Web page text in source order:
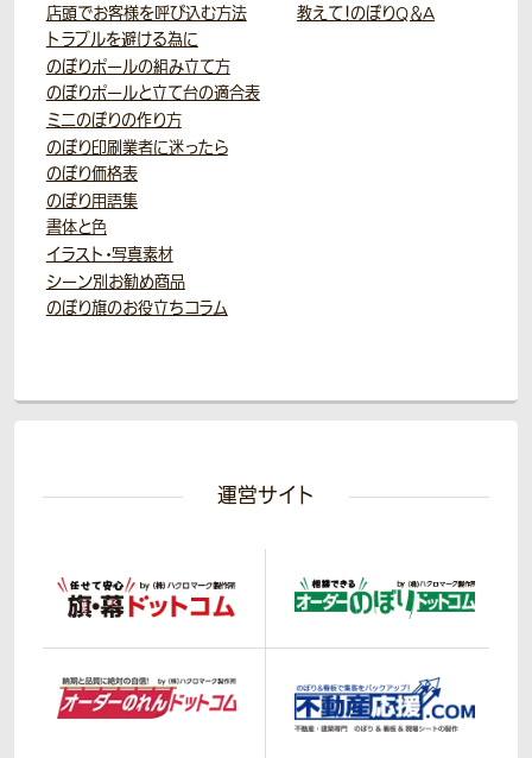
店頭でお客様を呼び込む方法
トラブルを避ける為に
のぼりポールの組み立て方
のぼりポールと立て台の適合表
ミニのぼりの作り方
のぼり印刷業者に迷ったら
のぼり価格表
のぼり用語集
書体と色
イラスト・写真素材
シーン別お勧め商品
のぼり旗のお役立ちコラム
教えて！のぼりQ＆A
運営サイト